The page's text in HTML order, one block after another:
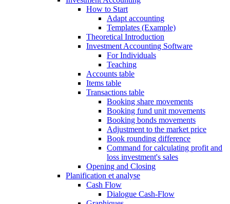
How to Start
Adapt accounting
Templates (Example)
Theoretical Introduction
Investment Accounting Software
For Individuals
Teaching
Accounts table
Items table
Transactions table
Booking share movements
Booking fund unit movements
Booking bonds movements
Adjustment to the market price
Book rounding difference
Command for calculating profit and
loss investment's sales
Opening and Closing
Planification et analyse
Cash Flow
Dialogue Cash-Flow